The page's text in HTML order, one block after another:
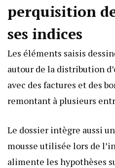
perquisition
ses indices
Les éléments saisis
autour de la distribution
avec des factures et des
remontant à plusieurs
Le dossier intègre aussi
mousse utilisée lors de
alimente les hypothèses